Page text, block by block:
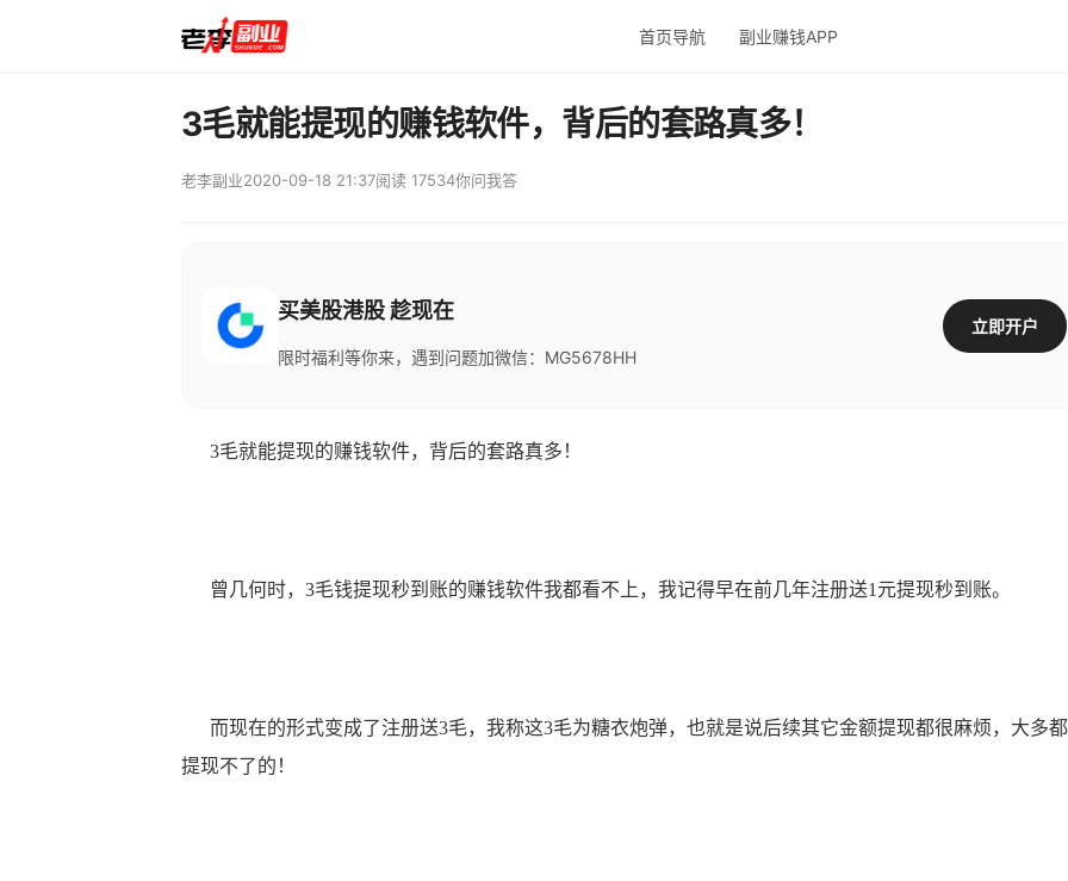
首页导航 副业赚钱APP
3毛就能提现的赚钱软件，背后的套路真多！
老李副业2020-09-18 21:37阅读 17534你问我答
买美股港股 趁现在
限时福利等你来，遇到问题加微信：MG5678HH
立即开户
3毛就能提现的赚钱软件，背后的套路真多！
曾几何时，3毛钱提现秒到账的赚钱软件我都看不上，我记得早在前几年注册送1元提现秒到账。
而现在的形式变成了注册送3毛，我称这3毛为糖衣炮弹，也就是说后续其它金额提现都很麻烦，大多
提现不了的！